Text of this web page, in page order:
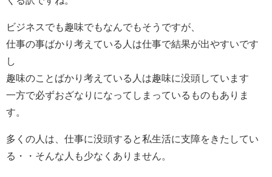
ビジネスでも趣味でもなんでもそうですが、
仕事の事ばかり考えている人は仕事で結果が出やすいです
し
趣味のことばかり考えている人は趣味に没頭しています
一方で必ずおざなりになってしまっているものもありま
す。
多くの人は、仕事に没頭すると私生活に支障をきたしてい
る・・そんな人も少なくありません。